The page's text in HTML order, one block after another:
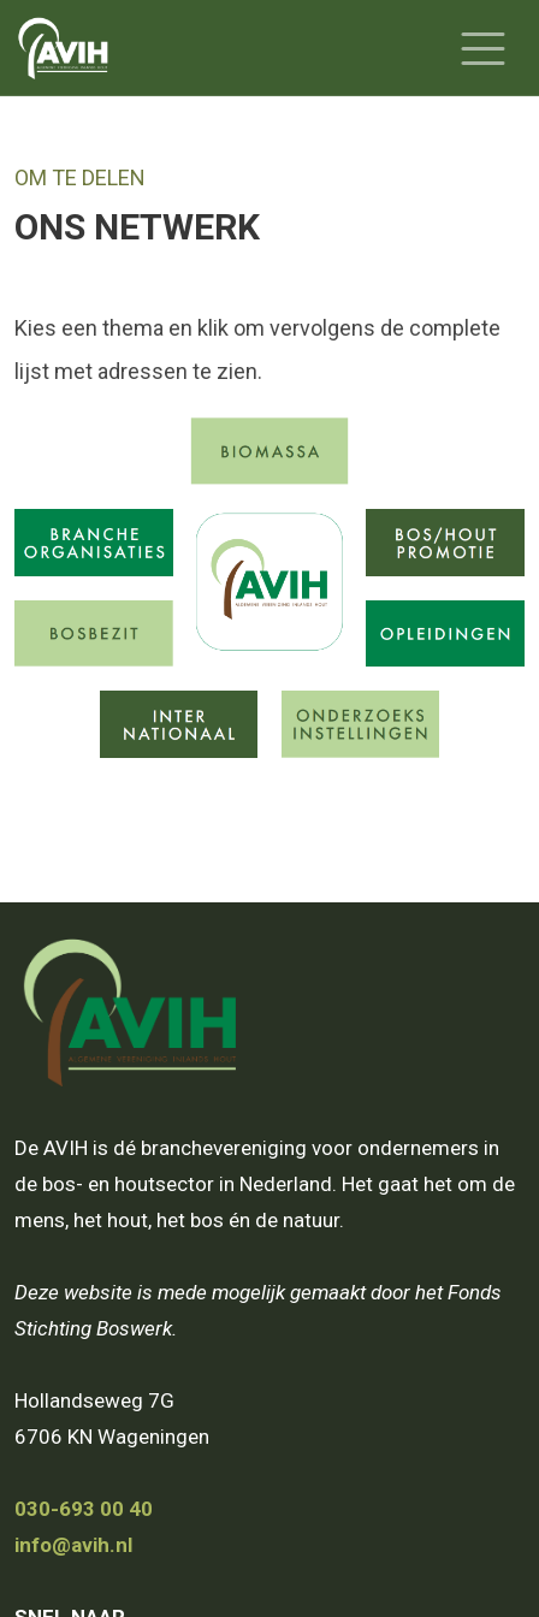
OM TE DELEN
ONS NETWERK
Kies een thema en klik om vervolgens de complete
lijst met adressen te zien.
De AVIH is dé branchevereniging voor ondernemers in
de bos- en houtsector in Nederland. Het gaat het om de
mens, het hout, het bos én de natuur.
Deze website is mede mogelijk gemaakt door het Fonds
Stichting Boswerk.
Hollandseweg 7G
6706 KN Wageningen
030-693 00 40
info@avih.nl